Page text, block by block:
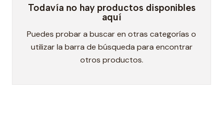
Todavía no hay productos disponibles
aquí
Puedes probar a buscar en otras categorías o
utilizar la barra de búsqueda para encontrar
otros productos.